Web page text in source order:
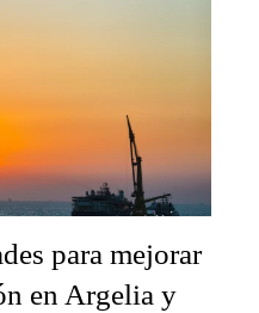
para mejorar
en Argelia y